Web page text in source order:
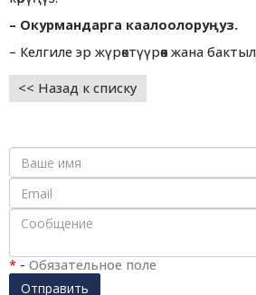
– Окурмандарга каалоолоруңуз.
– Келгиле эр жүрөктүүрөөк жана
<< Назад к списку
* - Обязательное поле
Отправить